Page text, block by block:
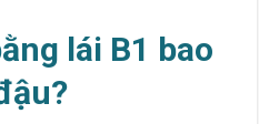
lái B1 bao